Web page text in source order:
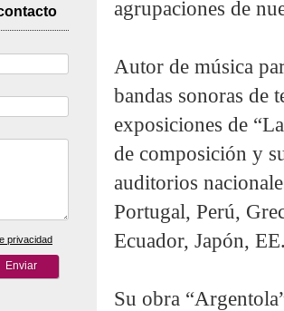
privacidad
agrupaciones de
Autor de música
bandas sonoras de
exposiciones de
de composición y
auditorios
Portugal, Perú,
Ecuador, Japón,
Su obra